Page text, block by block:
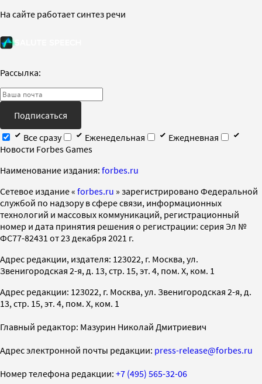
На сайте работает синтез речи
Рассылка:
Подписаться
Все сразу
Еженедельная
Ежедневная
Новости Forbes Games
Наименование издания: forbes.ru
Cетевое издание « forbes.ru » зарегистрировано Федеральной
службой по надзору в сфере связи, информационных
технологий и массовых коммуникаций, регистрационный
номер и дата принятия решения о регистрации: серия Эл №
ФС77-82431 от 23 декабря 2021 г.
Адрес редакции, издателя: 123022, г. Москва, ул.
Звенигородская 2-я, д. 13, стр. 15, эт. 4, пом. X, ком. 1
Адрес редакции: 123022, г. Москва, ул. Звенигородская 2-я, д.
13, стр. 15, эт. 4, пом. X, ком. 1
Главный редактор: Мазурин Николай Дмитриевич
Адрес электронной почты редакции: press-release@forbes.ru
Номер телефона редакции: +7 (495) 565-32-06